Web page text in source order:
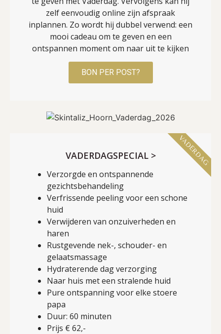
zelf eenvoudig online zijn afspraak
inplannen. Zo wordt hij dubbel verwend: een
mooi cadeau om te geven en een
ontspannen moment om naar uit te kijken
BON PER POST?
VADERDAGSPECIAL >
Verzorgde en ontspannende
gezichtsbehandeling
Verfrissende peeling voor een schone
huid
Verwijderen van onzuiverheden en
haren
Rustgevende nek-, schouder- en
gelaatsmassage
Hydraterende dag verzorging
Naar huis met een stralende huid
Pure ontspanning voor elke stoere
papa
Duur: 60 minuten
Prijs € 62,-
VADERDAG